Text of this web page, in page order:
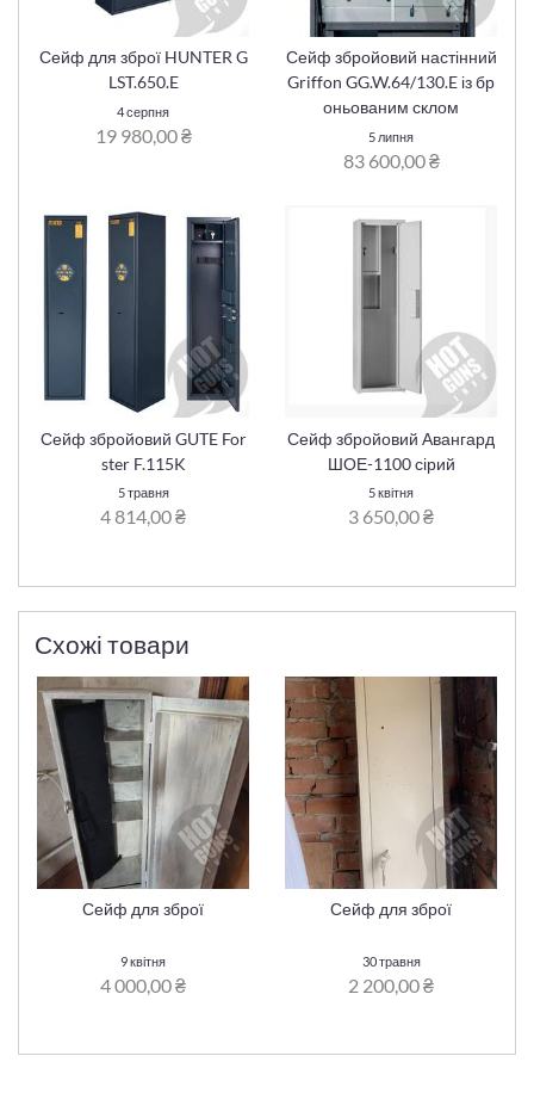
Сейф для зброї HUNTER G
LST.650.E
4 серпня
19 980,00 ₴
Сейф збройовий настінний
Griffon GG.W.64/130.E із бр
оньованим склом
5 липня
83 600,00 ₴
Сейф збройовий GUTE For
ster F.115K
5 травня
4 814,00 ₴
Сейф збройовий Авангард
ШОЕ-1100 сірий
5 квітня
3 650,00 ₴
Схожі товари
Сейф для зброї
9 квітня
4 000,00 ₴
Сейф для зброї
30 травня
2 200,00 ₴